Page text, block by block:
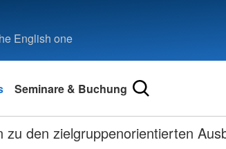
English one
Seminare & Buchung
zu den zielgruppenorientierten